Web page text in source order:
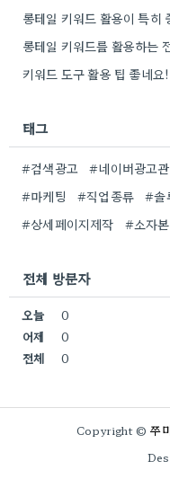
태그
#검색광고 #네이버광고
#마케팅
#직업종류 #솔
#상세페이지제작
#소자
전체 방문자
오늘
0
어제
0
전체
0
Copyright ©쭈